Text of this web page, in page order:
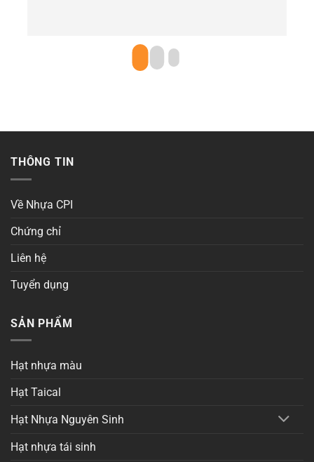
THÔNG TIN
Về Nhựa CPI
Chứng chỉ
Liên hệ
Tuyển dụng
SẢN PHẨM
Hạt nhựa màu
Hạt Taical
Hạt Nhựa Nguyên Sinh
Hạt nhựa tái sinh